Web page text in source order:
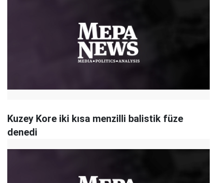
Kuzey Kore iki kısa menzilli balistik füze
denedi